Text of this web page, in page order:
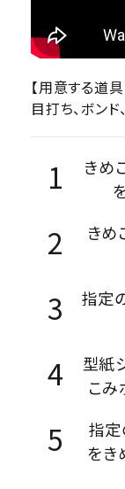
【用意する道具
目打ち、ボン
きめ
きめ
指定
型紙
こみ
指定
をき